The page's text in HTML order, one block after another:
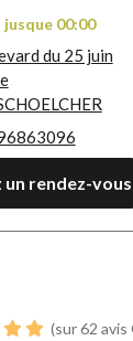
00:00
du 25 juin
un rendez-vous
(sur 62 avis